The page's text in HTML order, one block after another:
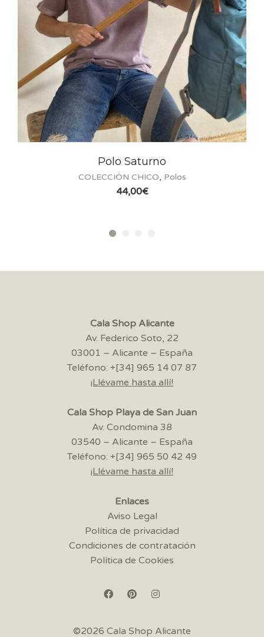
Cala Shop Alicante
Av. Federico Soto, 22
03001 – Alicante – España
Teléfono: +[34] 965 14 07 87
¡Llévame hasta allí!
Cala Shop Playa de San Juan
Av. Condomina 38
03540 – Alicante – España
Teléfono: +[34] 965 50 42 49
¡Llévame hasta allí!
Enlaces
Aviso Legal
Política de privacidad
Condiciones de contratación
Política de Cookies
©2026 Cala Shop Alicante